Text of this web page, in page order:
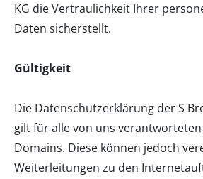
KG die Vertraulichkeit Ihrer
Daten sicherstellt.
Gültigkeit
Die Datenschutzerklärung der S
gilt für alle von uns
Domains. Diese können jedoch
Weiterleitungen zu den